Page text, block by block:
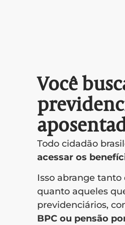
Você
Todo cidadão
acessar os
Isso abrange
quanto aqueles
previdenciários,
BPC ou pensão